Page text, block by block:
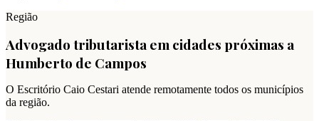
Região
Advogado tributarista em cidades próximas a
Humberto de Campos
O Escritório Caio Cestari atende remotamente todos os municípios
da região.